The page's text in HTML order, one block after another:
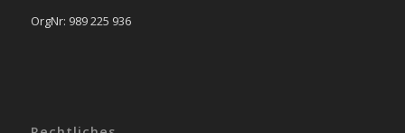
OrgNr: 989 225 936